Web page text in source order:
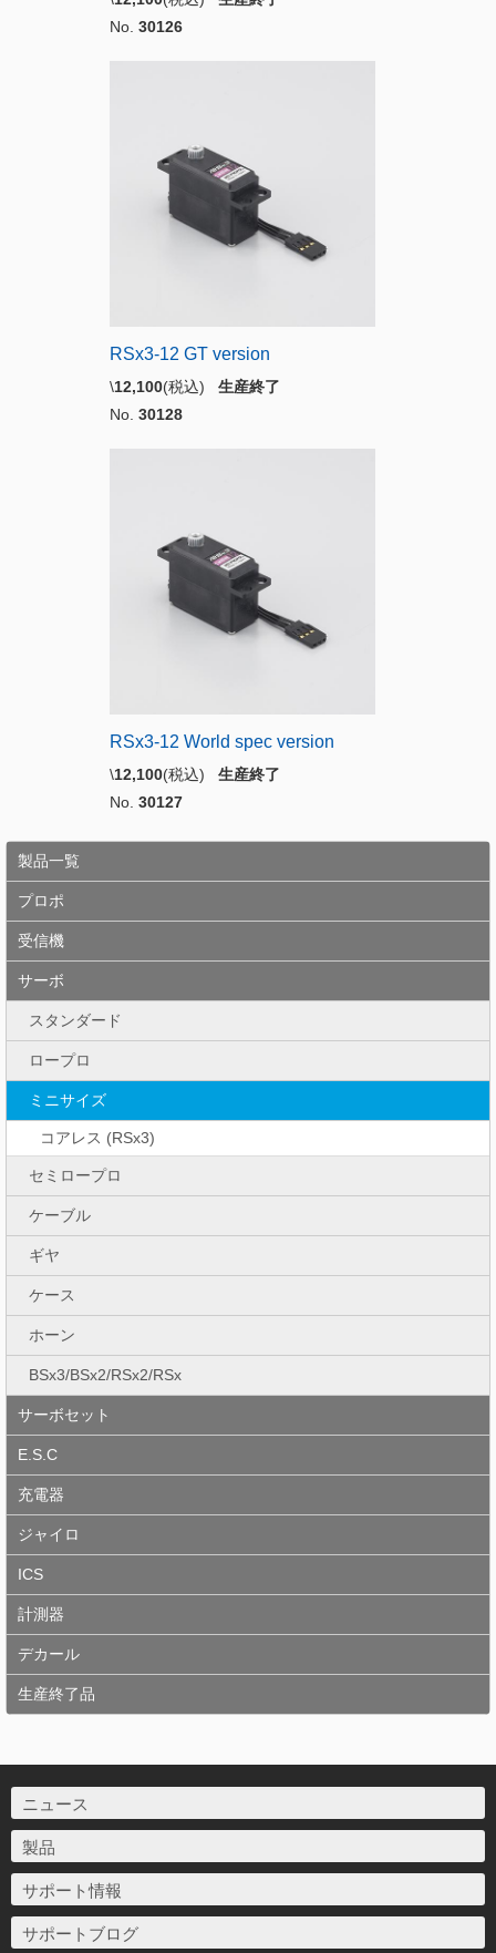
No. 30126
RSx3-12 GT version
\12,100(税込) 生産終了
No. 30128
RSx3-12 World spec version
\12,100(税込) 生産終了
No. 30127
製品一覧
プロポ
受信機
サーボ
スタンダード
ロープロ
ミニサイズ
コアレス (RSx3)
セミロープロ
ケーブル
ギヤ
ケース
ホーン
BSx3/BSx2/RSx2/RSx
サーボセット
E.S.C
充電器
ジャイロ
ICS
計測器
デカール
生産終了品
ニュース
製品
サポート情報
サポートブログ